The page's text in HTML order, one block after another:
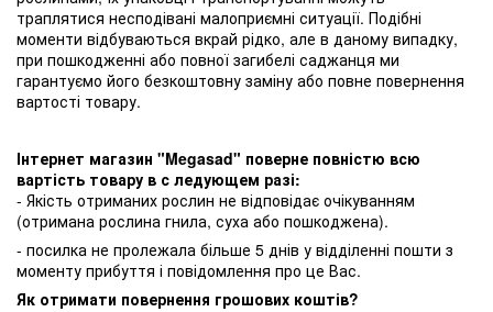
траплятися несподівані малоприємні ситуації. Подібні
моменти відбуваються вкрай рідко, але в даному випадку,
при пошкодженні або повної загибелі саджанця ми
гарантуємо його безкоштовну заміну або повне повернення
вартості товару.
Інтернет магазин "Megasad" поверне повністю всю
вартість товару в с ледующем разі:
- Якість отриманих рослин не відповідає очікуванням
(отримана рослина гнила, суха або пошкоджена).
- посилка не пролежала більше 5 днів у відділенні пошти з
моменту прибуття і повідомлення про це Вас.
Як отримати повернення грошових коштів?